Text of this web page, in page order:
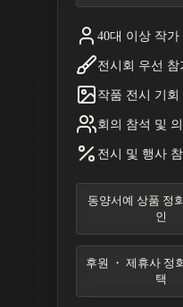
40대 이상 작가
전시회 우선 참
작품 전시 기회
회의 참석 및
전시 및 행사
동양서예 상품 정
인
후원 ・ 제휴사 정
택